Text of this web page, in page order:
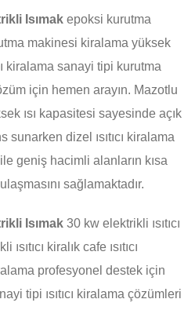
Isımak epoksi kurutma
makinesi kiralama yüksek
kiralama sanayi tipi kurutma
için hemen arayın. Mazotlu
ısı kapasitesi sayesinde açık
dizel ısıtıcı kiralama
ile geniş hacimli alanların kısa
sağlamaktadır.
Isımak 30 kw elektrikli ısıtıcı
kiralık cafe ısıtıcı
profesyonel destek için
tipi ısıtıcı kiralama çözümleri